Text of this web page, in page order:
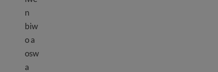
n
biw
o a
osw
a